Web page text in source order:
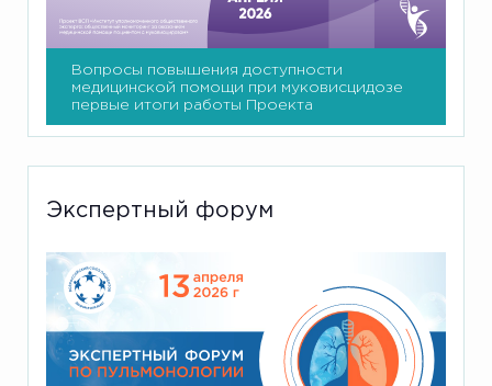
Вопросы повышения доступности
медицинской помощи при муковисцидозе
первые итоги работы Проекта
Экспертный форум